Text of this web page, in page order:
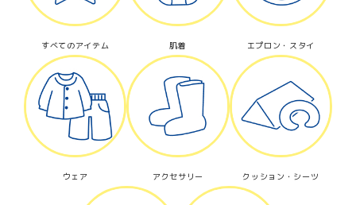
すべてのアイテム 肌着 エプロン・スタイ
ウェア アクセサリー クッション・シーツ